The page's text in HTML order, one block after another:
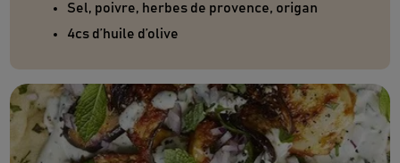
Sel, poivre, herbes de provence, origan
4cs d’huile d’olive